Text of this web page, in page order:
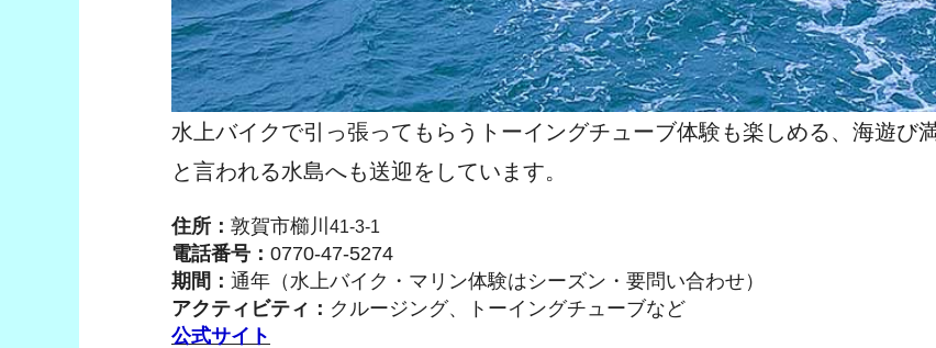
水上バイクで引っ張ってもらうトーイングチューブ体験も楽しめる、海遊び
と言われる水島へも送迎をしています。
住所： 敦賀市櫛川 41-3-1
電話番号： 0770-47-5274
期間： 通年（水上バイク・マリン体験はシーズン・要問い合わせ）
アクティビティ： クルージング、トーイングチューブなど
公式サイト